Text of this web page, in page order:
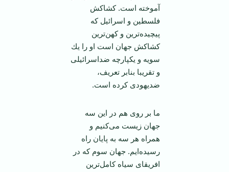
‏آموخته است. كشاكش
فلسطين و اسرائيل كه
پيچيده‌ترين و كهن‌ترين
كشاكش جهان است او را يك
سويه و ‏يكپارچه ضد‌اسرائيلی
و تقريبا بنا‌بر تعريف،
ضد‌يهودی كرده است.
‏ما بر روی هم در اين سه
جهان زيست می‌كنيم و
همراه هر سه به پايان راه
رسيده‌ايم. جهان سوم كه در
‏افريقای سياه كامل‌ترين